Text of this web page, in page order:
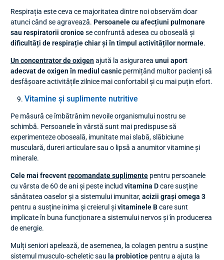
Respirația este ceva ce majoritatea dintre noi observăm doar
atunci când se agravează. Persoanele cu afecțiuni pulmonare
sau respiratorii cronicese confruntă adesea cu oboseală și
dificultăți de respirație chiar și în timpul activităților normale.
Un concentrator de oxigen ajută la asigurarea unui aport
adecvat de oxigen în mediul casnic permițând multor pacienți să
desfășoare activitățile zilnice mai confortabil și cu mai puțin efort.
Vitamine și suplimente nutritive
Pe măsură ce îmbătrânim nevoile organismului nostru se
schimbă. Persoanele în vârstă sunt mai predispuse să
experimenteze oboseală, imunitate mai slabă, slăbiciune
musculară, dureri articulare sau o lipsă a anumitor vitamine și
minerale.
Cele mai frecventrecomandate suplimente pentru persoanele
cu vârsta de 60 de ani și peste includ vitamina Dcare susține
sănătatea oaselor și a sistemului imunitar,acizii grași omega 3
pentru a susține inima și creierul șivitaminele Bcare sunt
implicate în buna funcționare a sistemului nervos și în producerea
de energie.
Mulți seniori apelează, de asemenea, la colagen pentru a susține
sistemul musculo-scheletic sau la probiotice pentru a ajuta la